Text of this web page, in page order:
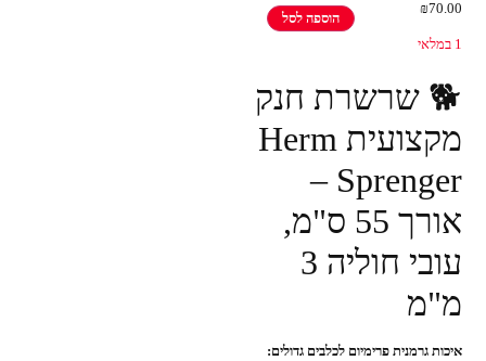
₪70.00
1 במלאי
הוספה לסל
🐕 שרשרת חנק
מקצועית Herm
Sprenger –
אורך 55 ס"מ,
עובי חוליה 3
מ"מ
איכות גרמנית פרימיום לכלבים גדולים: